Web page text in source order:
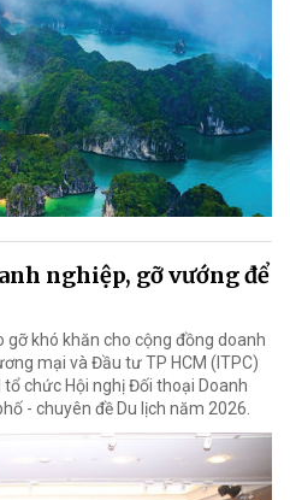
nghiệp, gỡ vướng để
gỡ khó khăn cho cộng đồng doanh
mại và Đầu tư TP HCM (ITPC)
tổ chức Hội nghị Đối thoại Doanh
- chuyên đề Du lịch năm 2026.